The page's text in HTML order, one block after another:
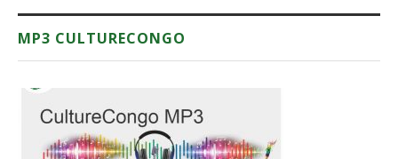
MP3 CULTURECONGO